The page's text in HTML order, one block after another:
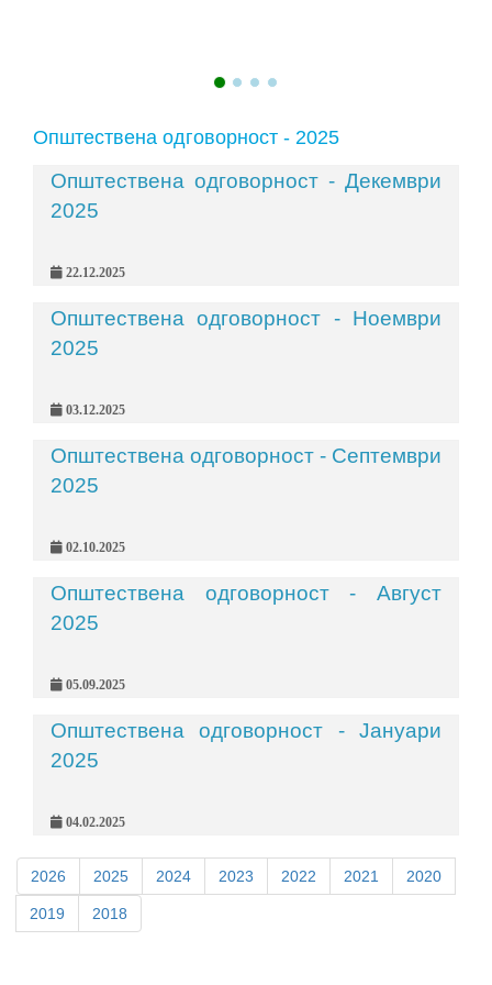
Општествена одговорност - 2025
Општествена одговорност - Декември
2025
22.12.2025
Општествена одговорност - Ноември
2025
03.12.2025
Општествена одговорност - Септември
2025
02.10.2025
Општествена одговорност - Август
2025
05.09.2025
Општествена одговорност - Јануари
2025
04.02.2025
2026 2025 2024 2023 2022 2021 2020
2019 2018